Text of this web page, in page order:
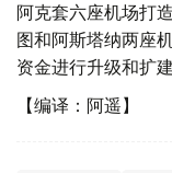
阿克套六座机场打
图和阿斯塔纳两座
资金进行升级和扩建
【编译：阿遥】